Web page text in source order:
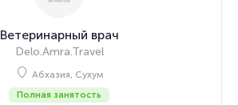
Ветеринарный врач
Delo.Amra.Travel
Абхазия, Сухум
Полная занятость